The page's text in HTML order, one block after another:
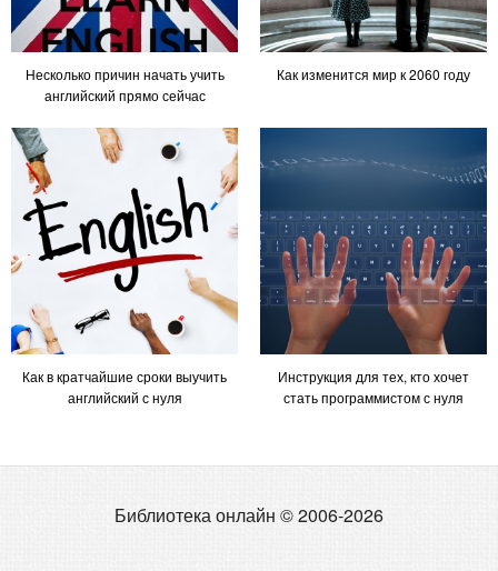
Несколько причин начать учить
английский прямо сейчас
Как изменится мир к 2060 году
Как в кратчайшие сроки выучить
английский с нуля
Инструкция для тех, кто хочет
стать программистом с нуля
Библиотека онлайн © 2006-2026